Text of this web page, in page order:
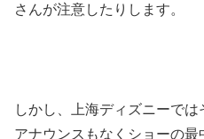
さんが注意したりします。
しかし、上海ディズニーでは
アナウンスもなくショーの